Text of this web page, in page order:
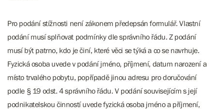
Pro podání stížnosti není zákonem předepsán formulář. Vlastní
podání musí splňovat podmínky dle správního řádu. Z podání
musí být patrno, kdo je činí, které věci se týká a co se navrhuje.
Fyzická osoba uvede v podání jméno, příjmení, datum narození a
místo trvalého pobytu, popřípadě jinou adresu pro doručování
podle § 19 odst. 4 správního řádu. V podání souvisejícím s její
podnikatelskou činností uvede fyzická osoba jméno a příjmení,